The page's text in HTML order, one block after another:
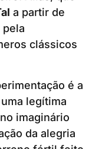
a partir de
clássicos
é a
legítima
imaginário
da alegria